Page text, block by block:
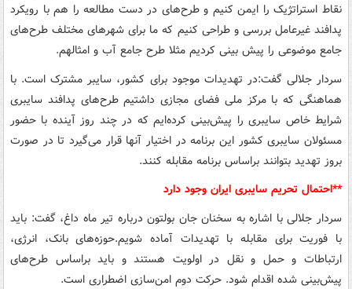
نقاط استراتژیک را ایمن کنیم و طرح‌های در دست مطالعه را هم با رویکرد
پدافند غیرعامل بررسی و طراحی کنیم که ما برای شهرهای مختلف طرح‌های
جامع موضوعی را پیش بینی کردیم مثلا طرح جامع آب و امثالهم.
سردار جلالی گفت:در تهدیدات موجود برای کشور، سایبر مشترک است. با
هماهنگی که با مرکز ملی فضای مجازی داشتیم طرح‌های پدافند سایبری
شرایط خاص سایبری را پیش‌بینی کرده‌ایم که در چند روز آینده با حضور
مسئولان سایبری کشور این برنامه در اختیار آنها قرار می‌گیرد تا در صورت
بروز تهدید بتوانند براساس برنامه مقابله کنند.
**احتمال تحریم سایبری ایران وجود دارد
سردار جلالی با اشاره به سخنان جان بولتون درباره تیر ماه داغ، گفت: باید
با فوریت برای مقابله با تهدیدات آماده شویم.حوزه‌های بانک، انرژی،
ارتباطات و حمل و نقل در اولویت هستند و باید براساس طرح‌های
پیش‌بینی شده اقدام شود. حرکت دوم امن‌سازی اضطراری است.